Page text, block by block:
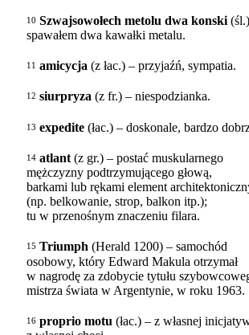
10 Szwajsowołech metolu dwa konski
spawałem dwa kawałki metalu.
11 amicycja (z łac.) – przyjaźń, sympatia.
12 siurpryza (z fr.) – niespodzianka.
13 expedite (łac.) – doskonale, bardzo
14 atlant (z gr.) – postać muskularnego
mężczyzny podtrzymującego głową,
barkami lub rękami element
(np. belkowanie, strop, balkon itp.);
tu w przenośnym znaczeniu filara.
15 Triumph (Herald 1200) – samochód
osobowy, który Edward Makula otrzymał
w nagrodę za zdobycie tytułu
mistrza świata w Argentynie, w roku 1963.
16 proprio motu (łac.) – z własnej